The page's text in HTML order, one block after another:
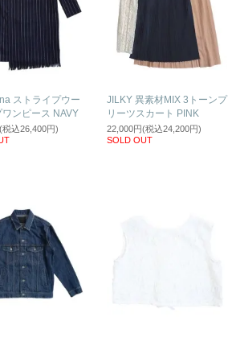
ストライプウー
ワンピース NAVY
税込26,400円)
JILKY 異素材MIX 3トーンプ
リーツスカート PINK
22,000円(税込24,200円)
SOLD OUT